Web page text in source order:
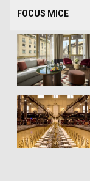
FOCUS MICE